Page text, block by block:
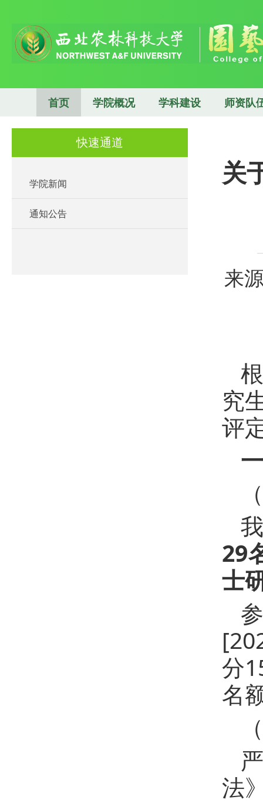
首页 学院概况 学科建设 师资队
快速通道
学院新闻
通知公告
关
来
究
评
29
士
分
名
法